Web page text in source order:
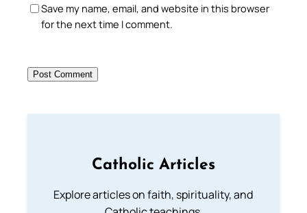
Save my name, email, and website in this browser
for the next time I comment.
Catholic Articles
Explore articles on faith, spirituality, and